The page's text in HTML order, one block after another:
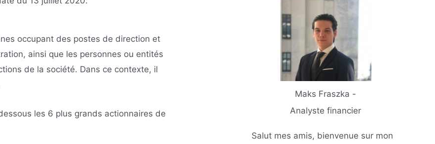
occupant des postes de direction et
ainsi que les personnes ou entités
de la société. Dans ce contexte, il
les 6 plus grands actionnaires de
Maks Fraszka -
Analyste financier
Salut mes amis, bienvenue sur mon